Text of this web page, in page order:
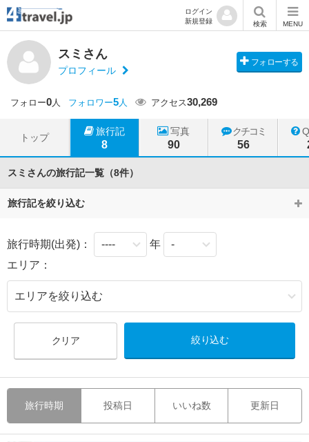
ログイン
新規登録
検索 MENU
スミさん
プロフィール
フォローする
フォロー0人 フォロワー5人 アクセス30,269
トップ
旅行記
8
写真
90
クチコミ
56
スミさんの旅行記一覧（8件）
旅行記を絞り込む
旅行時期(出発)：
年
エリア：
クリア
旅行時期 投稿日 いいね数 更新日